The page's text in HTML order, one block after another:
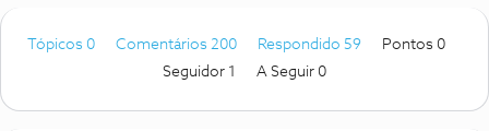
Tópicos 0 Comentários 200 Respondido 59
Pontos 0
Seguidor 1 A Seguir 0